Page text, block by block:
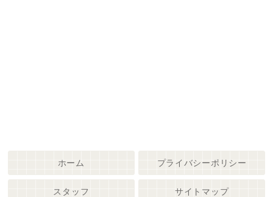
ホーム プライバシーポリシー
スタッフ サイトマップ